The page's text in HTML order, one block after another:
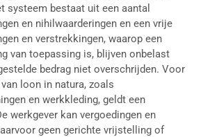
systeem bestaat uit een aantal
en nihilwaarderingen en een vrije
en verstrekkingen, waarop een
van toepassing is, blijven onbelast
bedrag niet overschrijden. Voor
loon in natura, zoals
en werkkleding, geldt een
werkgever kan vergoedingen en
geen gerichte vrijstelling of